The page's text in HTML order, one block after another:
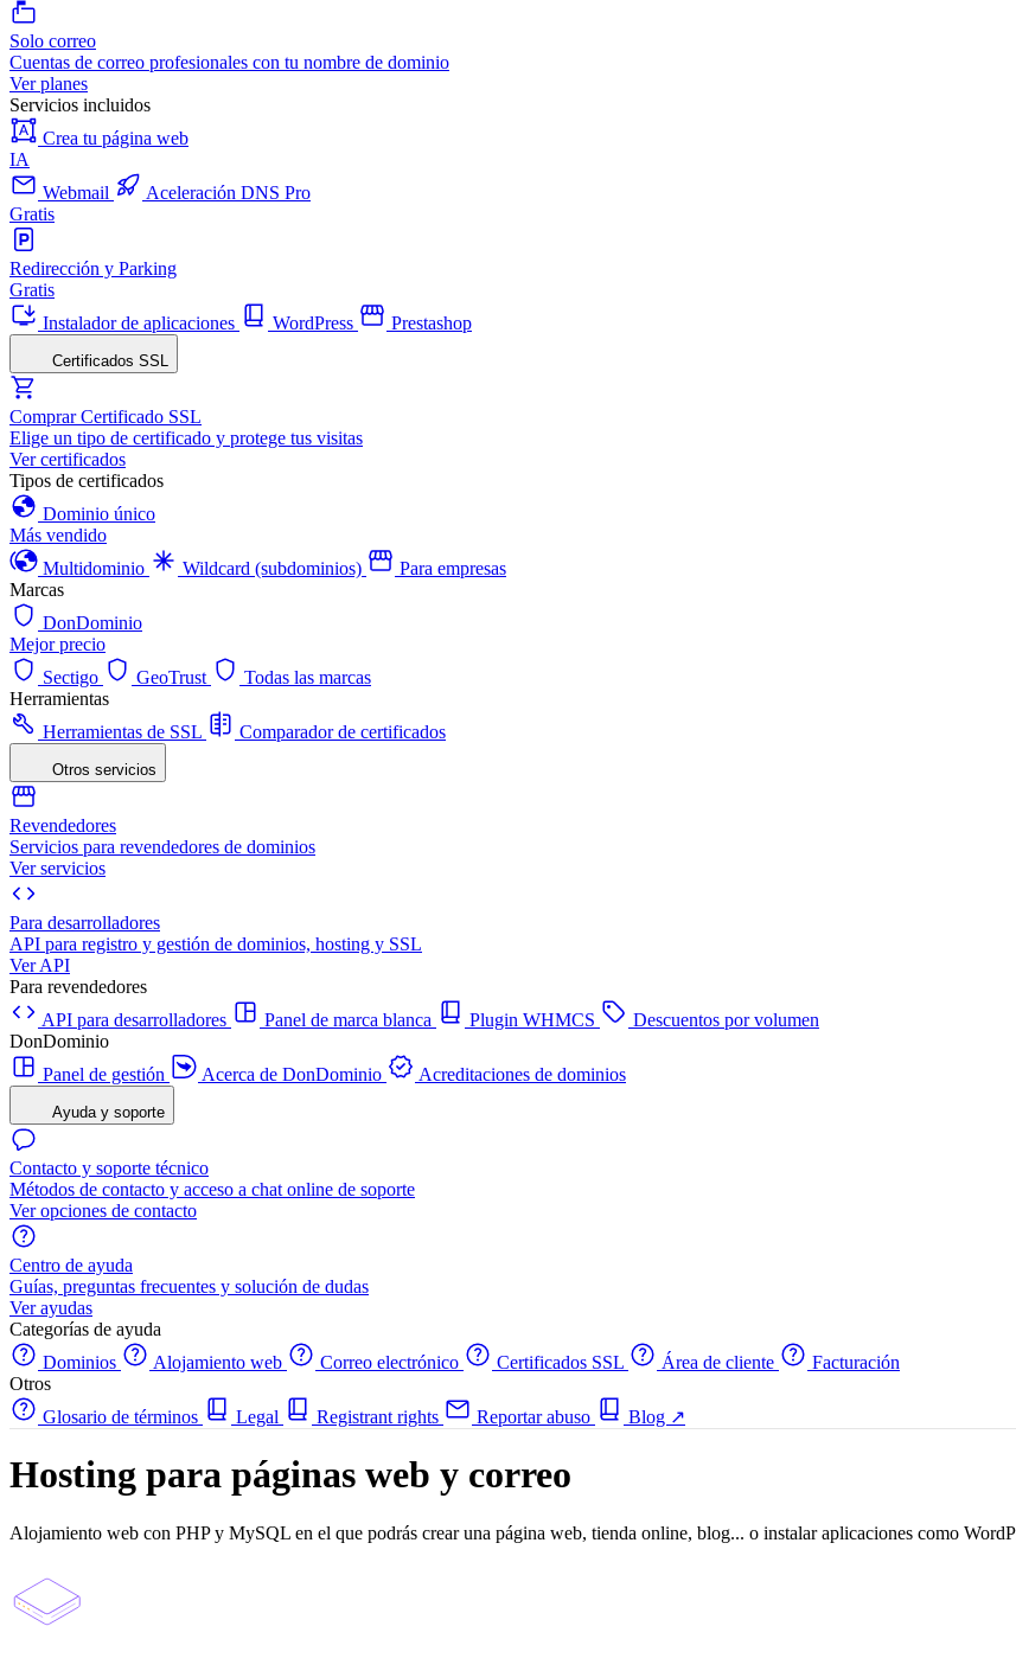
Solo correo
Cuentas de correo profesionales con tu nombre de dominio
Ver planes
Servicios incluidos
Crea tu página web
IA
Webmail
Aceleración DNS Pro
Gratis
Redirección y Parking
Gratis
Instalador de aplicaciones
WordPress Prestashop
Certificados SSL
Comprar Certificado SSL
Elige un tipo de certificado y protege tus visitas
Ver certificados
Tipos de certificados
Dominio único
Más vendido
Multidominio
Wildcard (subdominios)
Para empresas
Marcas
DonDominio
Mejor precio
Sectigo
GeoTrust
Todas las marcas
Herramientas
Herramientas de SSL
Comparador de certificados
Otros servicios
Revendedores
Servicios para revendedores de dominios
Ver servicios
Para desarrolladores
API para registro y gestión de dominios, hosting y SSL
Ver API
Para revendedores
API para desarrolladores
Panel de marca blanca Plugin WHMCS
Descuentos por volumen
DonDominio
Panel de gestión
Acerca de DonDominio Acreditaciones de dominios
Ayuda y soporte
Contacto y soporte técnico
Métodos de contacto y acceso a chat online de soporte
Ver opciones de contacto
Centro de ayuda
Guías, preguntas frecuentes y solución de dudas
Ver ayudas
Categorías de ayuda
Dominios
Alojamiento web Correo electrónico Certificados SSL Área de cliente
Facturación
Otros
Glosario de términos
Legal Registrant rights Reportar abuso Blog ↗
Hosting para páginas web y correo
Alojamiento web con PHP y MySQL en el que podrás crear una página web, tienda online, blog... o instalar aplicaciones como